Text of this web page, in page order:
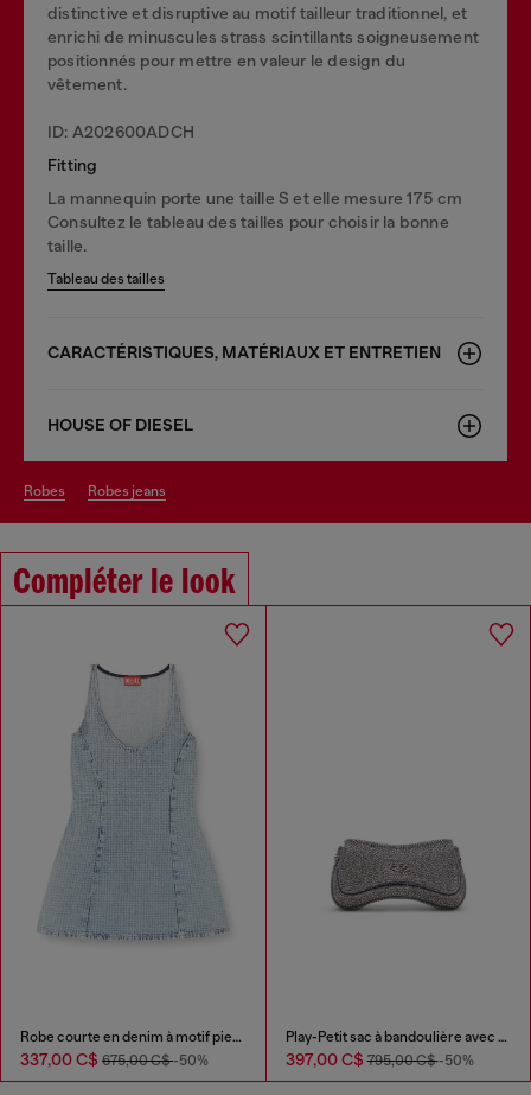
distinctive et disruptive au motif tailleur traditionnel, et
enrichi de minuscules strass scintillants soigneusement
positionnés pour mettre en valeur le design du
vêtement.
ID: A202600ADCH
Fitting
La mannequin porte une taille S et elle mesure 175 cm
Consultez le tableau des tailles pour choisir la bonne
taille.
Tableau des tailles
CARACTÉRISTIQUES, MATÉRIAUX ET ENTRETIEN
HOUSE OF DIESEL
robes robes jeans
Compléter le look
Robe courte en denim à motif pied-de-poule avec cristaux
337,00 C$ 675,00 C$-50%
Play-Petit sac à bandoulière avec cristaux
397,00 C$795,00 C$-50%